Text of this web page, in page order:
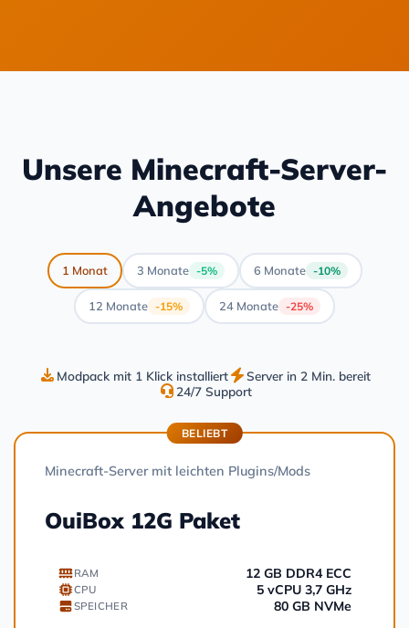
Unsere Minecraft-Server-
Angebote
1 Monat 3 Monate -5% 6 Monate -10%
12 Monate -15% 24 Monate -25%
Modpack mit 1 Klick installiert
Server in 2 Min. bereit
24/7 Support
BELIEBT
Minecraft-Server mit leichten Plugins/Mods
OuiBox 12G Paket
RAM 12 GB DDR4 ECC
CPU 5 vCPU 3,7 GHz
SPEICHER 80 GB NVMe